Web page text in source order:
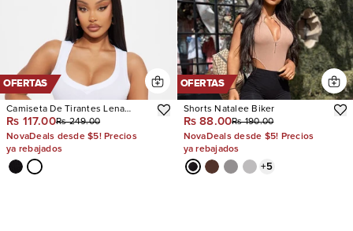
OFERTAS
Camiseta De Tirantes Lena
Ribbed V Neck
Rs 117.00Rs 249.00
NovaDeals desde $5! Precios
ya rebajados
OFERTAS
Shorts Natalee Biker
Rs 88.00Rs 190.00
NovaDeals desde $5! Precios
ya rebajados
+5